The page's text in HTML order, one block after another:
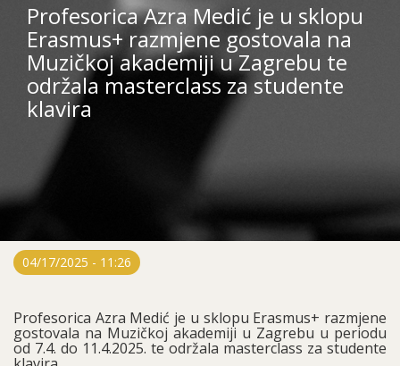
Profesorica Azra Medić je u sklopu
Erasmus+ razmjene gostovala na
Muzičkoj akademiji u Zagrebu te
održala masterclass za studente
klavira
04/17/2025 - 11:26
Profesorica Azra Medić je u sklopu Erasmus+ razmjene
gostovala na Muzičkoj akademiji u Zagrebu u periodu
od 7.4. do 11.4.2025. te održala masterclass za studente